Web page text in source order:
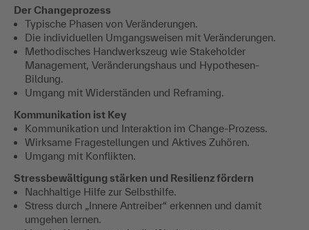
Der Changeprozess
Typische Phasen von Veränderungen.
Die individuellen Umgangsweisen mit Veränderungen.
Methodisches Handwerkszeug wie Stakeholder
Management, Veränderungshaus und Hypothesen-
Bildung.
Umgang mit Widerständen und Reframing.
Kommunikation ist Key
Kommunikation und Interaktion im Change-Prozess.
Wirksame Fragestellungen und Aktives Zuhören.
Umgang mit Konflikten.
Stressbewältigung stärken und Resilienz fördern
Nachhaltige Hilfe zur Selbsthilfe.
Stress durch „Innere Antreiber“ erkennen und damit
umgehen lernen.